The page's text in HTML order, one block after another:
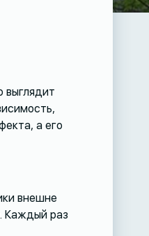
выглядит
а его
внешне
Каждый раз